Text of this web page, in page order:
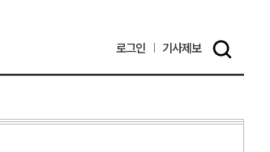
로그인 기사제보